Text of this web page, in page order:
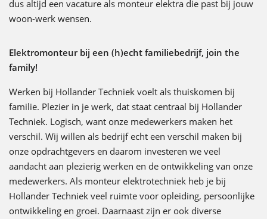
dus altijd een vacature als monteur elektra die past bij jouw
woon-werk wensen.
Elektromonteur bij een (h)echt familiebedrijf, join the
family!
Werken bij Hollander Techniek voelt als thuiskomen bij
familie. Plezier in je werk, dat staat centraal bij Hollander
Techniek. Logisch, want onze medewerkers maken het
verschil. Wij willen als bedrijf echt een verschil maken bij
onze opdrachtgevers en daarom investeren we veel
aandacht aan plezierig werken en de ontwikkeling van onze
medewerkers. Als monteur elektrotechniek heb je bij
Hollander Techniek veel ruimte voor opleiding, persoonlijke
ontwikkeling en groei. Daarnaast zijn er ook diverse